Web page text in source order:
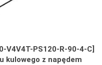
V4V4T-PS120-R-90-4-C]
kulowego z napędem